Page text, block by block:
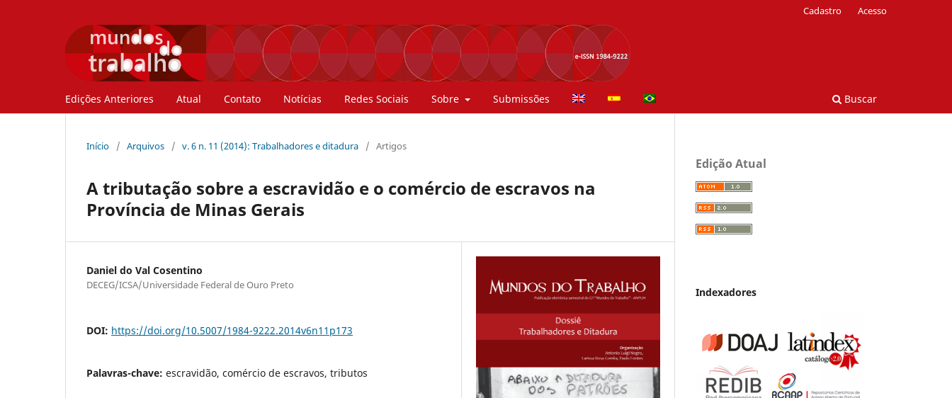
Edições Anteriores Atual Contato Notícias Redes Sociais Sobre Submissões Buscar
Cadastro Acesso
Início / Arquivos / v. 6 n. 11 (2014): Trabalhadores e ditadura / Artigos
A tributação sobre a escravidão e o comércio de escravos na
Província de Minas Gerais
Daniel do Val Cosentino
DECEG/ICSA/Universidade Federal de Ouro Preto
DOI: https://doi.org/10.5007/1984-9222.2014v6n11p173
Palavras-chave: escravidão, comércio de escravos, tributos
Edição Atual
Indexadores